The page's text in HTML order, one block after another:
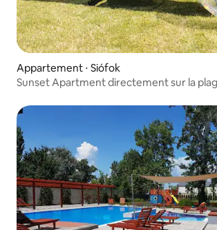
Appartement ⋅ Siófok
Sunset Apartment directement sur la